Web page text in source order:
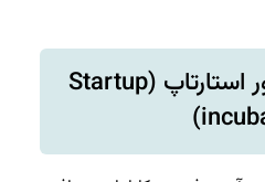
جمع‌بندی انکوباتور استارتاپ (Startup